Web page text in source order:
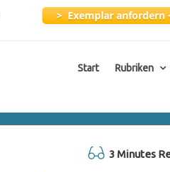
> Exemplar anfordern
Start Rubriken
3 Minutes